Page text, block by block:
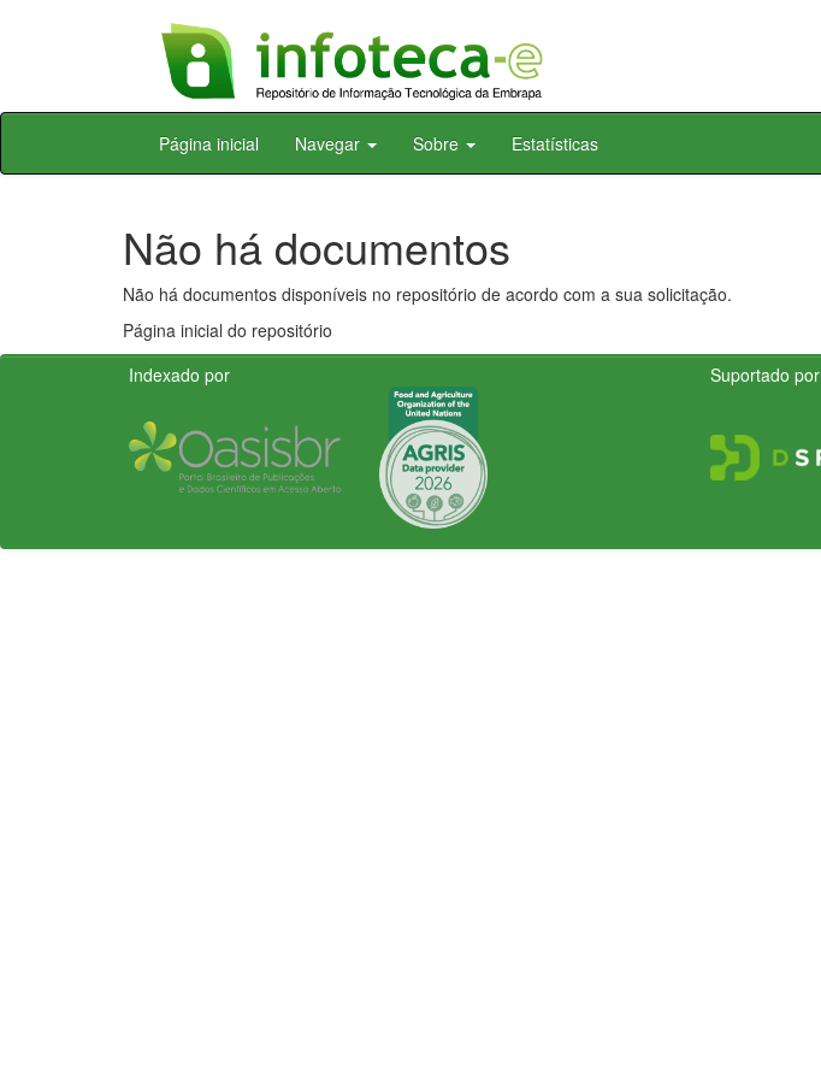
Skip
Página inicial Navegar Sobre Estatísticas
Não há documentos
Não há documentos disponíveis no repositório de acordo com a sua solicitação.
Página inicial do repositório
Indexado por
Suportado por